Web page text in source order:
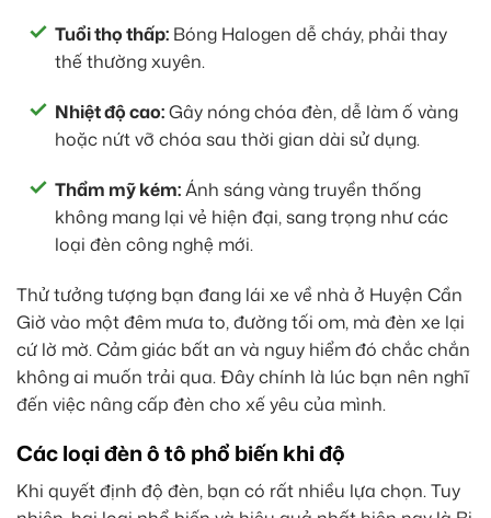
Tuổi thọ thấp: Bóng Halogen dễ cháy, phải thay
thế thường xuyên.
Nhiệt độ cao:Gây nóng chóa đèn, dễ làm ố vàng
hoặc nứt vỡ chóa sau thời gian dài sử dụng.
Thẩm mỹ kém:Ánh sáng vàng truyền thống
không mang lại vẻ hiện đại, sang trọng như các
loại đèn công nghệ mới.
Thử tưởng tượng bạn đang lái xe về nhà ở Huyện Cần
Giờ vào một đêm mưa to, đường tối om, mà đèn xe lại
cứ lờ mờ. Cảm giác bất an và nguy hiểm đó chắc chắn
không ai muốn trải qua. Đây chính là lúc bạn nên nghĩ
đến việc nâng cấp đèn cho xế yêu của mình.
Các loại đèn ô tô phổ biến khi độ
Khi quyết định độ đèn, bạn có rất nhiều lựa chọn. Tuy